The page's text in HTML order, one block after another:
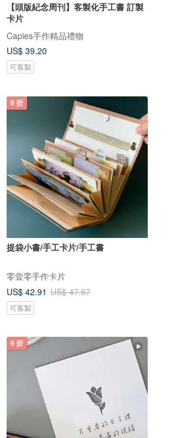
【頭版紀念周刊】客製化手工書 訂製
卡片
Capies手作精品禮物
US$ 39.20
可客製
9 折
提袋小書/手工卡片/手工書
零壹零手作卡片
US$ 42.91 US$ 47.67
可客製
9 折